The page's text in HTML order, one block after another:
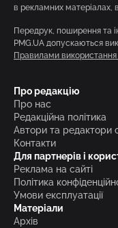
в рекламних матеріалах,
Передрук, поширення та
PMG.UA допускаються
Правилами використання
Про редакцію
Про нас
Редакційна політика
Автори та редактори
Контакти
Для партнерів і
Реклама на сайті
Політика
Умови експлуатації
Матеріали
Архів